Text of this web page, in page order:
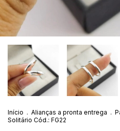
Início . Alianças a pronta entrega .
Solitário Cód.: FG22